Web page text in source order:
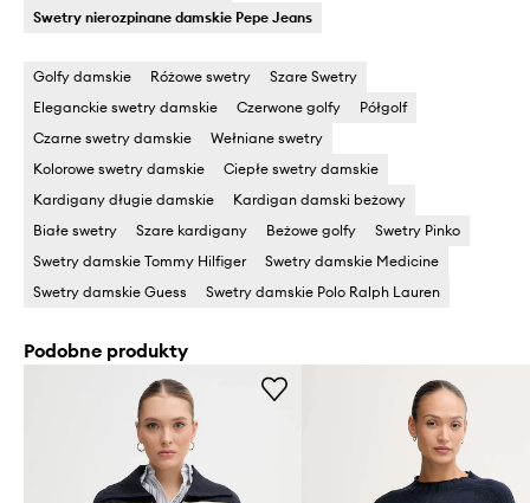
Swetry nierozpinane damskie Pepe Jeans
Golfy damskie Różowe swetry
Szare Swetry
Eleganckie swetry damskie
Czerwone golfy
Półgolf
Czarne swetry damskie
Wełniane swetry
Kolorowe swetry damskie
Ciepłe swetry damskie
Kardigany długie damskie
Kardigan damski beżowy
Białe swetry
Szare kardigany Beżowe golfy
Swetry Pinko
Swetry damskie Tommy Hilfiger
Swetry damskie Medicine
Swetry damskie Guess
Swetry damskie Polo Ralph Lauren
Podobne produkty